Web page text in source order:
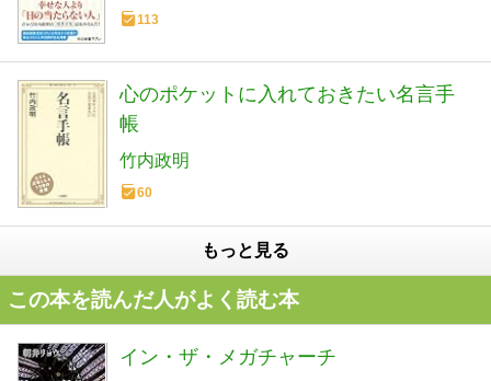
113
心のポケットに入れておきたい名言手
帳
竹内政明
60
もっと見る
この本を読んだ人がよく読む本
イン・ザ・メガチャーチ